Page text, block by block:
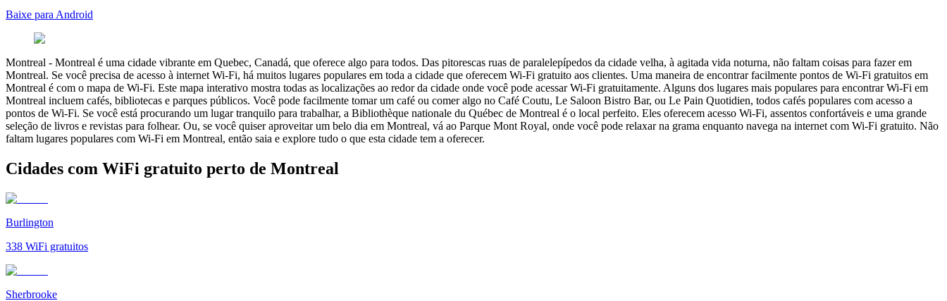
Baixe para Android
Montreal - Montreal é uma cidade vibrante em Quebec, Canadá, que oferece algo para todos. Das pitorescas ruas de paralelepípedos da cidade velha, à agitada vida noturna, não faltam coisas para fazer em
Montreal. Se você precisa de acesso à internet Wi-Fi, há muitos lugares populares em toda a cidade que oferecem Wi-Fi gratuito aos clientes. Uma maneira de encontrar facilmente pontos de Wi-Fi gratuitos em
Montreal é com o mapa de Wi-Fi. Este mapa interativo mostra todas as localizações ao redor da cidade onde você pode acessar Wi-Fi gratuitamente. Alguns dos lugares mais populares para encontrar Wi-Fi em
Montreal incluem cafés, bibliotecas e parques públicos. Você pode facilmente tomar um café ou comer algo no Café Coutu, Le Saloon Bistro Bar, ou Le Pain Quotidien, todos cafés populares com acesso a
pontos de Wi-Fi. Se você está procurando um lugar tranquilo para trabalhar, a Bibliothèque nationale du Québec de Montreal é o local perfeito. Eles oferecem acesso Wi-Fi, assentos confortáveis e uma grande
seleção de livros e revistas para folhear. Ou, se você quiser aproveitar um belo dia em Montreal, vá ao Parque Mont Royal, onde você pode relaxar na grama enquanto navega na internet com Wi-Fi gratuito. Não
faltam lugares populares com Wi-Fi em Montreal, então saia e explore tudo o que esta cidade tem a oferecer.
Cidades com WiFi gratuito perto de Montreal
Burlington
338 WiFi gratuitos
Sherbrooke